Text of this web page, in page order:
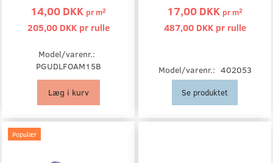
14,00 DKK prm2
205,00 DKK pr rulle
Model/varenr.:
PGUDLFOAM15B
Læg i kurv
17,00 DKK prm2
487,00 DKK pr rulle
Model/varenr.: 402053
Se produktet
Populær